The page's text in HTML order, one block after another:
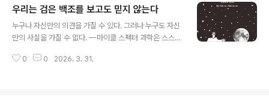
히틀러는 1933년 권력을 잡았다. 프랑스는 위협을 느꼈지
만 영국은 독일을 달래려 했다. 1936년 독일은 라인란트
에 군을 진주시켰고, 1938년에는 오스트리아를 병합했다.
상 무력화됐고, 행동이 없는 항의는 아무 의미도 없었다. 히
우리는 검은 백조를 보고도 믿지 않는다
누구나 자신만의 의견을 가질 수 있다. 그러나 누구도 자신
만의 사실을 가질 수 없다. —마이클 스펙터 과학은 스스로
종 잊는다.백 마리의 백조가 모두 희다 해도, 단 한 마리의
0 0 2026. 3. 31.